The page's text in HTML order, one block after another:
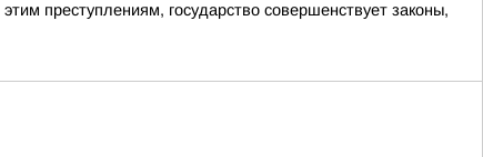
преступлениям, государство совершенствует законы,